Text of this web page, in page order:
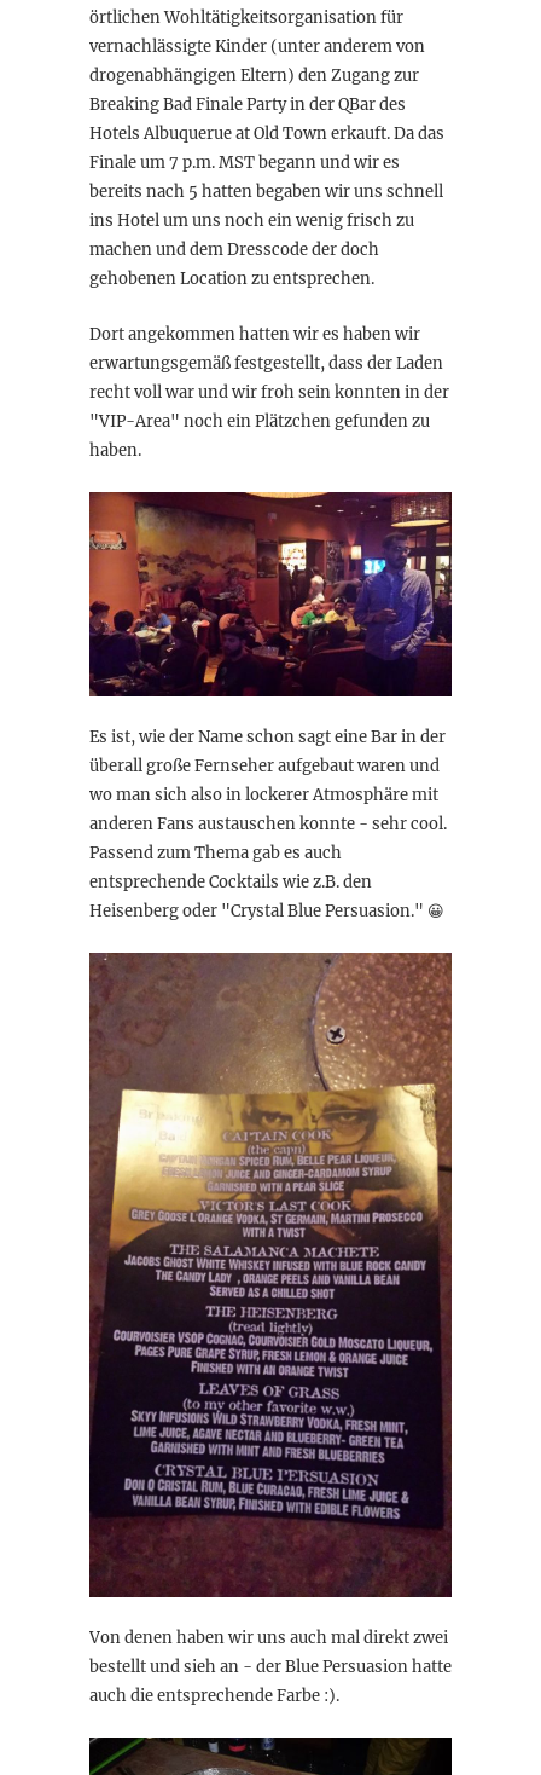
örtlichen Wohltätigkeitsorganisation für
vernachlässigte Kinder (unter anderem von
drogenabhängigen Eltern) den Zugang zur
Breaking Bad Finale Party in der QBar des
Hotels Albuquerue at Old Town erkauft. Da das
Finale um 7 p.m. MST begann und wir es
bereits nach 5 hatten begaben wir uns schnell
ins Hotel um uns noch ein wenig frisch zu
machen und dem Dresscode der doch
gehobenen Location zu entsprechen.
Dort angekommen hatten wir es haben wir
erwartungsgemäß festgestellt, dass der Laden
recht voll war und wir froh sein konnten in der
"VIP-Area" noch ein Plätzchen gefunden zu
haben.
Es ist, wie der Name schon sagt eine Bar in der
überall große Fernseher aufgebaut waren und
wo man sich also in lockerer Atmosphäre mit
anderen Fans austauschen konnte - sehr cool.
Passend zum Thema gab es auch
entsprechende Cocktails wie z.B. den
Heisenberg oder "Crystal Blue Persuasion." 😀
Von denen haben wir uns auch mal direkt zwei
bestellt und sieh an - der Blue Persuasion hatte
auch die entsprechende Farbe :).